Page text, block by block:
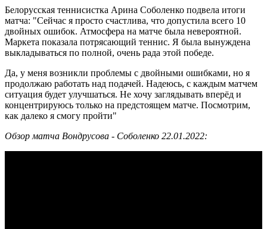
Белорусская теннисистка Арина Соболенко подвела итоги
матча: "Сейчас я просто счастлива, что допустила всего 10
двойных ошибок. Атмосфера на матче была невероятной.
Маркета показала потрясающий теннис. Я была вынуждена
выкладываться по полной, очень рада этой победе.
Да, у меня возникли проблемы с двойными ошибками, но я
продолжаю работать над подачей. Надеюсь, с каждым матчем
ситуация будет улучшаться. Не хочу заглядывать вперёд и
концентрируюсь только на предстоящем матче. Посмотрим,
как далеко я смогу пройти"
Обзор матча Вондрусова - Соболенко 22.01.2022: